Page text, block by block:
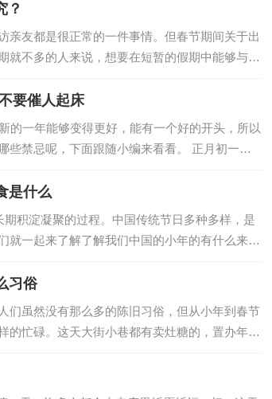
？
亲友都是很正常的一件事情。但春节期间关于出
就不多的人来说，想要在短暂的假期中能够与亲
的风俗习惯和禁忌还是仍然…
要催人起床
一年能够变得更好，能有一个好的开头，所以
些禁忌呢，下面跟随小编来看看。 正月初一的
物品，以防破…
吃的美食是什么
积淀凝聚的过程。中国传统节日多种多样，是
就一起来了解了解我们中国的小年的有什么来
历腊…
习俗
们虽然没有那么多的陈旧习俗，但从小年到春节
的忙碌。这天大街小巷都有卖灶糖的，置办年货
果、酒水等等。 小年有…